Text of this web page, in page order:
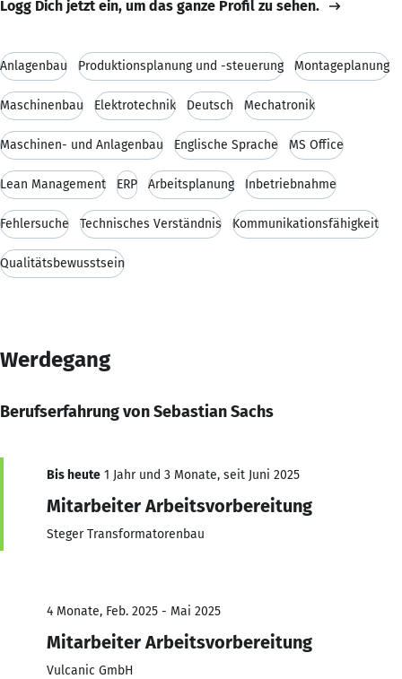
Logg Dich jetzt ein, um das ganze Profil zu sehen.
Anlagenbau Produktionsplanung und -steuerung Montageplanung
Maschinenbau Elektrotechnik Deutsch Mechatronik
Maschinen- und Anlagenbau Englische Sprache MS Office
Lean Management ERP Arbeitsplanung Inbetriebnahme
Fehlersuche Technisches Verständnis Kommunikationsfähigkeit
Qualitätsbewusstsein
Werdegang
Berufserfahrung von Sebastian Sachs
Bis heute 1 Jahr und 3 Monate, seit Juni 2025
Mitarbeiter Arbeitsvorbereitung
Steger Transformatorenbau
4 Monate, Feb. 2025 - Mai 2025
Mitarbeiter Arbeitsvorbereitung
Vulcanic GmbH